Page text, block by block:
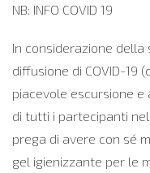
NB: INFO COVID 19
In considerazione
diffusione di COVID-19
piacevole escursione
di tutti i partecipanti
prega di avere con sé
gel igienizzante per le